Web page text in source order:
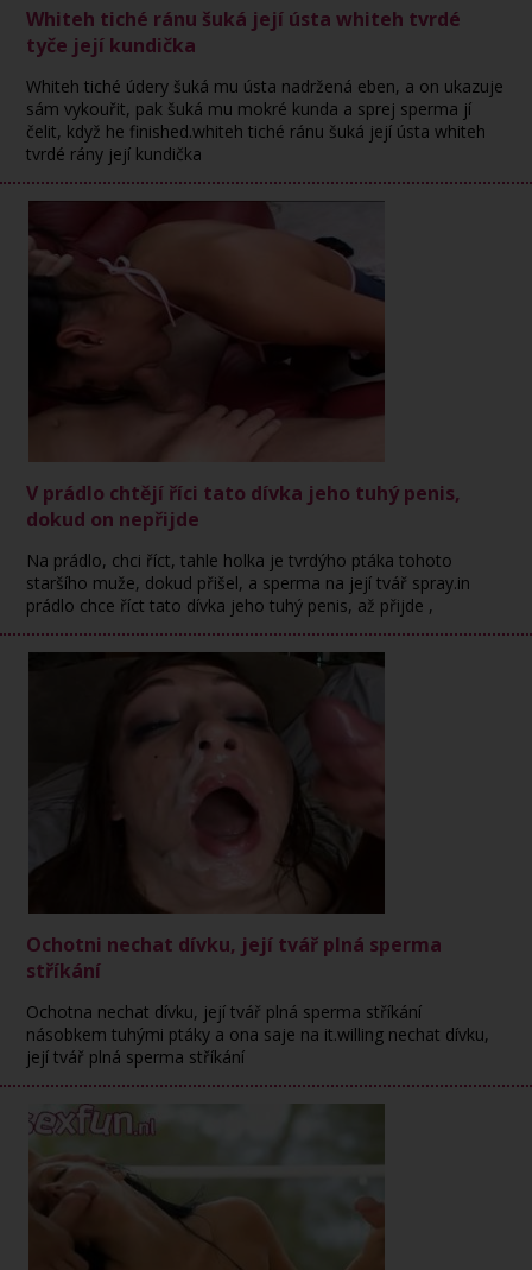
Whiteh tiché ránu šuká její ústa whiteh tvrdé
tyče její kundička
Whiteh tiché údery šuká mu ústa nadržená eben, a on ukazuje
sám vykouřit, pak šuká mu mokré kunda a sprej sperma jí
čelit, když he finished.whiteh tiché ránu šuká její ústa whiteh
tvrdé rány její kundička
V prádlo chtějí říci tato dívka jeho tuhý penis,
dokud on nepřijde
Na prádlo, chci říct, tahle holka je tvrdýho ptáka tohoto
staršího muže, dokud přišel, a sperma na její tvář spray.in
prádlo chce říct tato dívka jeho tuhý penis, až přijde ,
Ochotni nechat dívku, její tvář plná sperma
stříkání
Ochotna nechat dívku, její tvář plná sperma stříkání
násobkem tuhými ptáky a ona saje na it.willing nechat dívku,
její tvář plná sperma stříkání